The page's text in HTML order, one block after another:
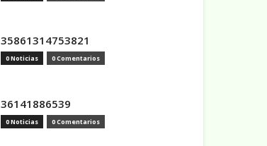
35861314753821
0 Noticias 0 Comentarios
36141886539
0 Noticias 0 Comentarios